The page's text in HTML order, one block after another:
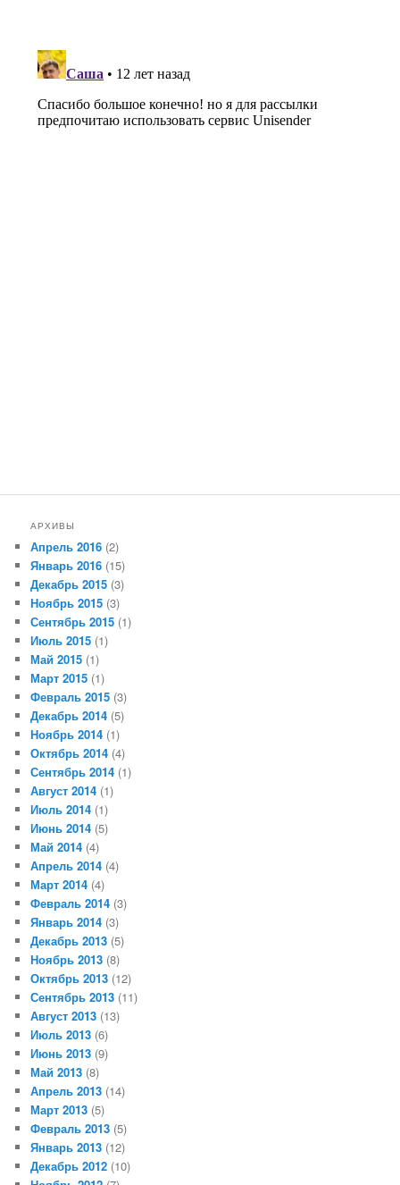
АРХИВЫ
Апрель 2016 (2)
Январь 2016 (15)
Декабрь 2015 (3)
Ноябрь 2015 (3)
Сентябрь 2015 (1)
Июль 2015 (1)
Май 2015 (1)
Март 2015 (1)
Февраль 2015 (3)
Декабрь 2014 (5)
Ноябрь 2014 (1)
Октябрь 2014 (4)
Сентябрь 2014 (1)
Август 2014 (1)
Июль 2014 (1)
Июнь 2014 (5)
Май 2014 (4)
Апрель 2014 (4)
Март 2014 (4)
Февраль 2014 (3)
Январь 2014 (3)
Декабрь 2013 (5)
Ноябрь 2013 (8)
Октябрь 2013 (12)
Сентябрь 2013 (11)
Август 2013 (13)
Июль 2013 (6)
Июнь 2013 (9)
Май 2013 (8)
Апрель 2013 (14)
Март 2013 (5)
Февраль 2013 (5)
Январь 2013 (12)
Декабрь 2012 (10)